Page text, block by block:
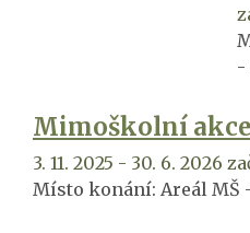
-
Mimoškolní
3. 11. 2025 - 30. 6. 2026
Místo konání: Areál MŠ